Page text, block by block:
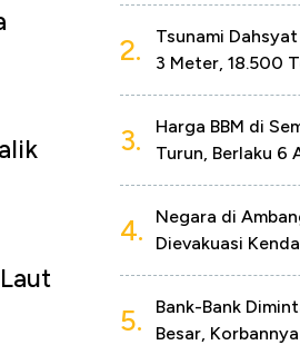
2.
Tsunami
3 Meter, 18.500
3.
Harga BBM di
Turun, Berlaku 6
4.
Negara di
Dievakuasi
5.
Bank-Bank
Besar,